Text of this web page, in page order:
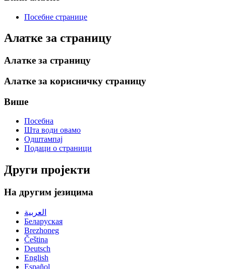
Посебне странице
Алатке за страницу
Алатке за страницу
Алатке за корисничку страницу
Више
Посебна
Шта води овамо
Одштампај
Подаци о страници
Други пројекти
На другим језицима
العربية
Беларуская
Brezhoneg
Čeština
Deutsch
English
Español